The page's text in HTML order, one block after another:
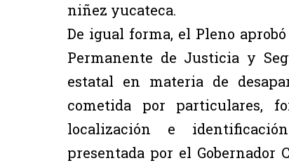
niñez yucateca.
De igual forma, el Pleno
Permanente de Justicia y
estatal en materia de
cometida por particulares,
localización e
presentada por el Gobernador